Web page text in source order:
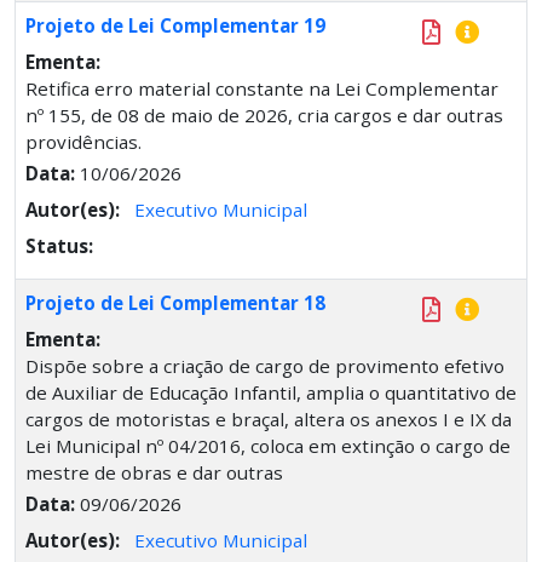
Projeto de Lei Complementar 19
Ementa:
Retifica erro material constante na Lei Complementar
nº 155, de 08 de maio de 2026, cria cargos e dar outras
providências.
Data: 10/06/2026
Autor(es):
Executivo Municipal
Status:
Projeto de Lei Complementar 18
Ementa:
Dispõe sobre a criação de cargo de provimento efetivo
de Auxiliar de Educação Infantil, amplia o quantitativo de
cargos de motoristas e braçal, altera os anexos I e IX da
Lei Municipal nº 04/2016, coloca em extinção o cargo de
mestre de obras e dar outras
Data: 09/06/2026
Autor(es):
Executivo Municipal